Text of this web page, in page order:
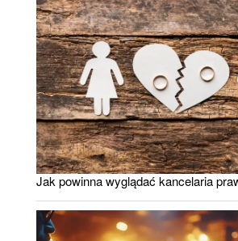
Jak powinna wyglądać kancelaria